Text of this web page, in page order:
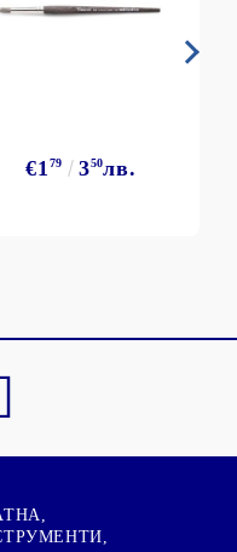
€1 79 350лв.